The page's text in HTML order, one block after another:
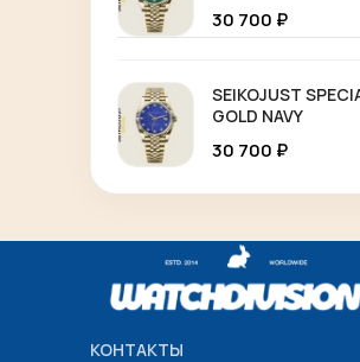
30 700 ₽
SEIKOJUST
GOLD NAVY
30 700 ₽
КОНТАКТЫ